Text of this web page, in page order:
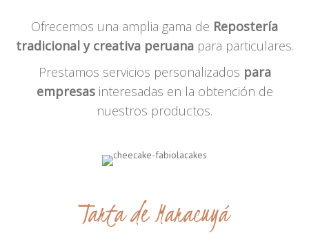
Ofrecemos una amplia gama de Repostería
tradicional y creativa peruanapara particulares.
Prestamos servicios personalizados para
empresasinteresadas en la obtención de
nuestros productos.
Tarta de Maracuyá